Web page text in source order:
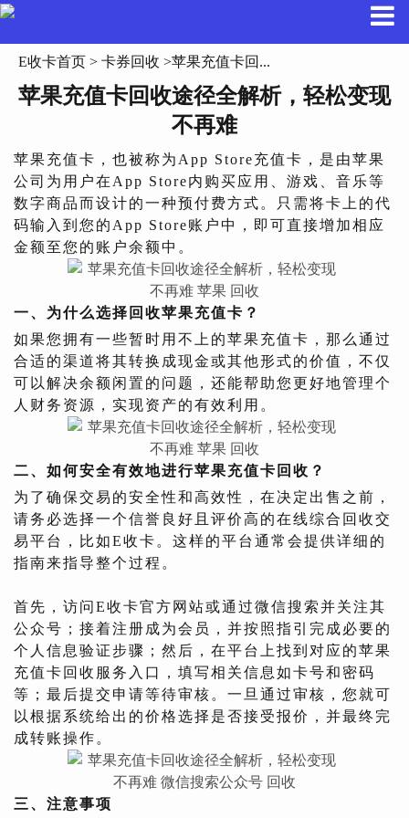
E收卡首页 > 卡券回收 >苹果充值卡回...
苹果充值卡回收途径全解析，轻松变现
不再难
苹果充值卡，也被称为App Store充值卡，是由苹果
公司为用户在App Store内购买应用、游戏、音乐等
数字商品而设计的一种预付费方式。只需将卡上的代
码输入到您的App Store账户中，即可直接增加相应
金额至您的账户余额中。
一、为什么选择回收苹果充值卡？
如果您拥有一些暂时用不上的苹果充值卡，那么通过
合适的渠道将其转换成现金或其他形式的价值，不仅
可以解决余额闲置的问题，还能帮助您更好地管理个
人财务资源，实现资产的有效利用。
二、如何安全有效地进行苹果充值卡回收？
为了确保交易的安全性和高效性，在决定出售之前，
请务必选择一个信誉良好且评价高的在线综合回收交
易平台，比如E收卡。这样的平台通常会提供详细的
指南来指导整个过程。
首先，访问E收卡官方网站或通过微信搜索并关注其
公众号；接着注册成为会员，并按照指引完成必要的
个人信息验证步骤；然后，在平台上找到对应的苹果
充值卡回收服务入口，填写相关信息如卡号和密码
等；最后提交申请等待审核。一旦通过审核，您就可
以根据系统给出的价格选择是否接受报价，并最终完
成转账操作。
三、注意事项